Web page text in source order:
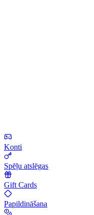
Konti
Spēļu atslēgas
Gift Cards
Papildināšana